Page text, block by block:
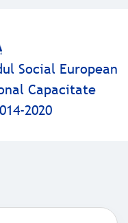
Social European
Capacitate
2020